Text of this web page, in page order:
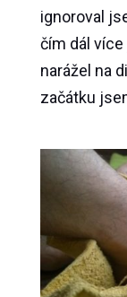
ignoroval
čím dál
narážel na
začátku